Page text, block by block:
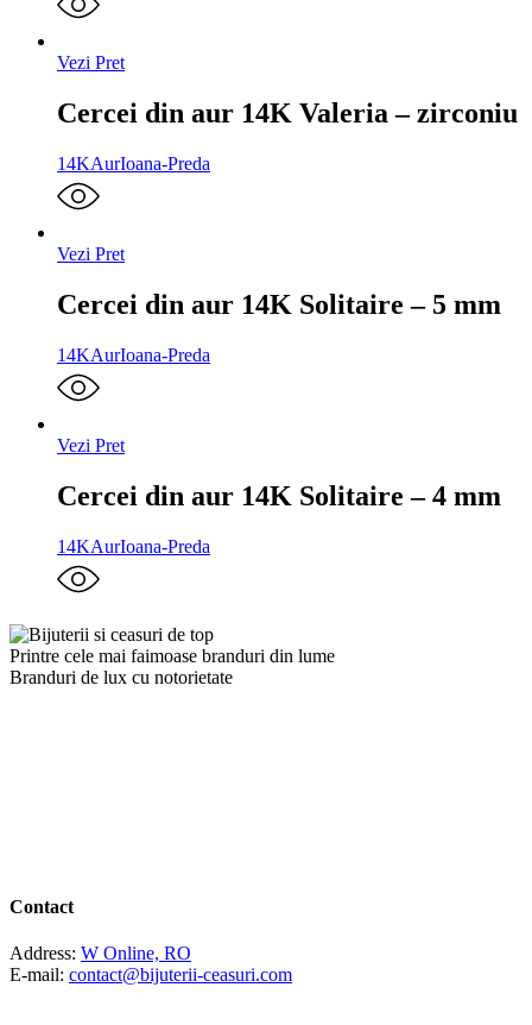
Vezi Pret
Cercei din aur 14K Valeria – zirconiu
14KAurIoana-Preda
Vezi Pret
Cercei din aur 14K Solitaire – 5 mm
14KAurIoana-Preda
Vezi Pret
Cercei din aur 14K Solitaire – 4 mm
14KAurIoana-Preda
Printre cele mai faimoase branduri din lume
Branduri de lux cu notorietate
Contact
Address: W Online, RO
E-mail: contact@bijuterii-ceasuri.com